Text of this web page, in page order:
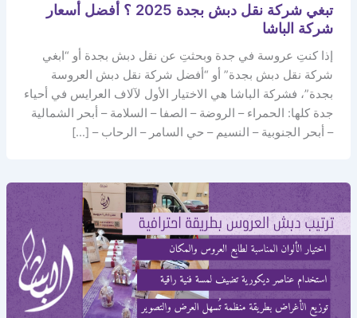
تبغي شركة نقل دبش بجدة 2025 ؟ أفضل أسعار
شركة الباشا
إذا كنتِ عروسة في جدة وبحثتِ عن نقل دبش بجدة أو “ابغي
شركة نقل دبش بجدة” أو “أفضل شركة نقل دبش العروسة
بجدة”، فشركة الباشا هي الاختيار الأول لآلاف العرايس في أحياء
جدة كلها: الحمراء – الروضة – الصفا – السلامة – أبحر الشمالية
– أبحر الجنوبية – النسيم – حي السامر – الرحاب – […]